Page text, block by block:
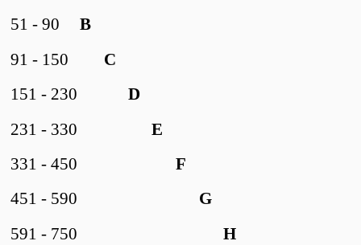
B
51 - 90
C
91 - 150
D
151 - 230
E
231 - 330
F
331 - 450
G
451 - 590
H
591 - 750